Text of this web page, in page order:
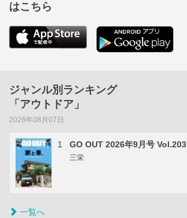
はこちら
ジャンル別ランキング
「アウトドア」
2026年08月07日
1 GO OUT 2026年9月号 Vol.203
三栄
一覧へ